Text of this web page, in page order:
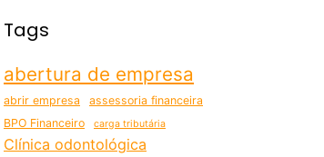
Tags
abertura de empresa
abrir empresa
assessoria financeira
BPO Financeiro
carga tributária
Clínica odontológica